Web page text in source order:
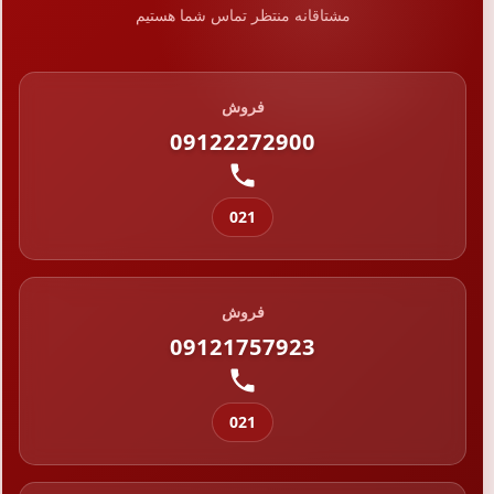
مشتاقانه منتظر تماس شما هستیم
فروش
09122272900
021
فروش
09121757923
021